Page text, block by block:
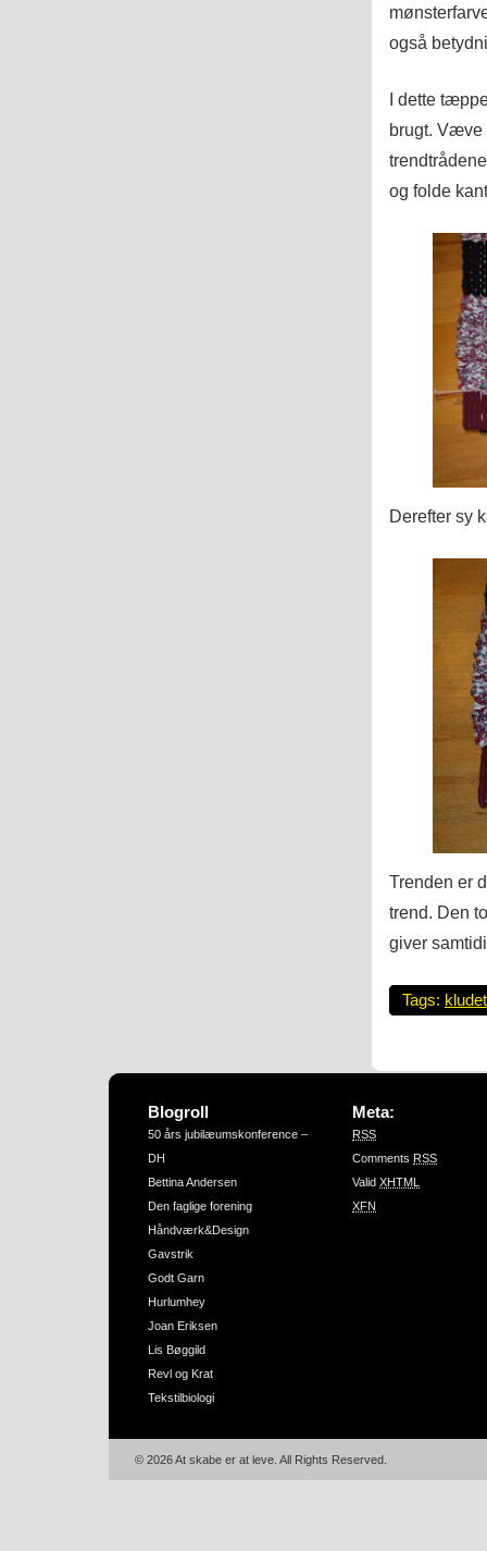
også
I dette
brugt. Væve
og folde
Derefter sy
Trenden er
trend. Den
giver
Tags:
Blogroll
50 års jubilæumskonference –
DH
Bettina Andersen
Den faglige forening
Håndværk&Design
Gavstrik
Godt Garn
Hurlumhey
Joan Eriksen
Lis Bøggild
Revl og Krat
Tekstilbiologi
Meta:
RSS
Comments RSS
Valid XHTML
XFN
© 2026 At skabe er at leve. All Rights Reserved.